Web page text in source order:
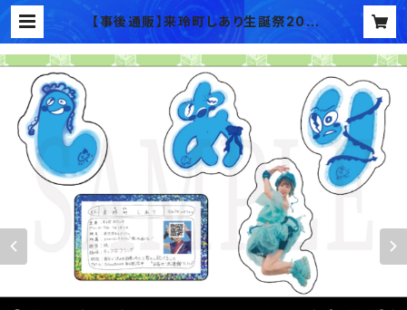
【事後通販】来玲町しあり生誕祭202
5 ランダムダイカットステッカー(全5
P